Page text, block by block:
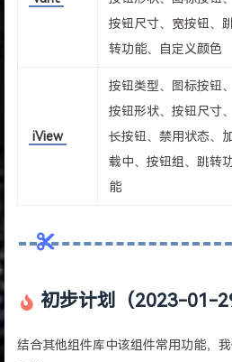
按钮尺寸、宽按钮、
转功能、自定义颜色
iView
按钮类型、图标按钮、
按钮形状、按钮尺寸、
长按钮、禁用状态、
载中、按钮组、跳转
能
初步计划（2023-01-
结合其他组件库中该组件常用功能，